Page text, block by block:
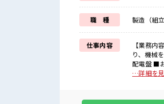
職 種 製造（組
仕事内容
【業務内
り、機械
配電盤 ■お仕事PR ≪残業で稼げる≫ 高収入を希望される方にオススメ。 残業は月20時間以上
あります
が整ってい
…詳細を